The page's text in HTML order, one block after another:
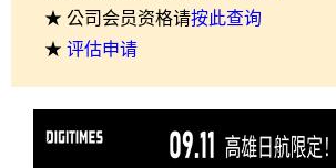
★ 公司会员资格请按此查询
★ 评估申请